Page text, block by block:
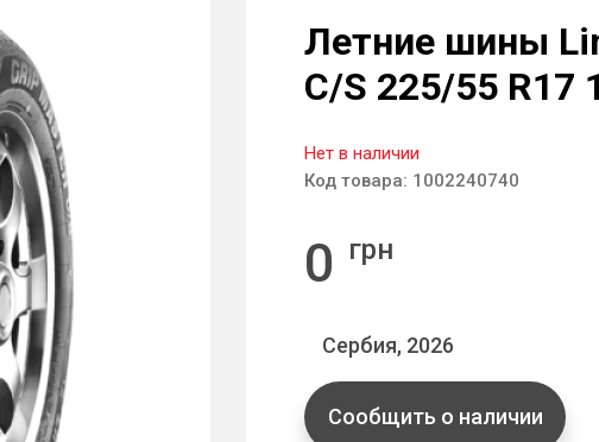
Летние шины
C/S 225/55 R17
Нет в наличии
Код товара: 1002240740
0 грн
Сербия, 2026
Сообщить о наличии